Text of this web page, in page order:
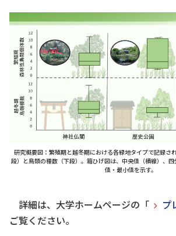
研究概要図：繁殖期と越冬期における各緑地タイプで記録さ
段）と鳥類の種数（下段）。箱ひげ図は、中央値（横線）、
値・最小値を示す。
詳細は、大学ホームページの「 プ
ご覧ください。